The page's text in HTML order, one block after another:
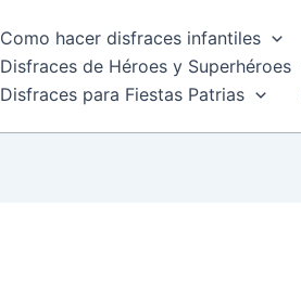
Como hacer disfraces infantiles
Disfraces de Héroes y Superhéroes
Disfraces para Fiestas Patrias